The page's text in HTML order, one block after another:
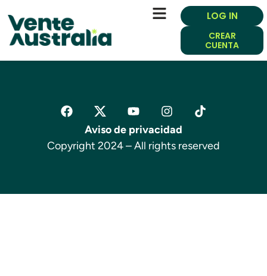
LOG IN
CREAR
CUENTA
Aviso de privacidad
Copyright 2024 – All rights reserved